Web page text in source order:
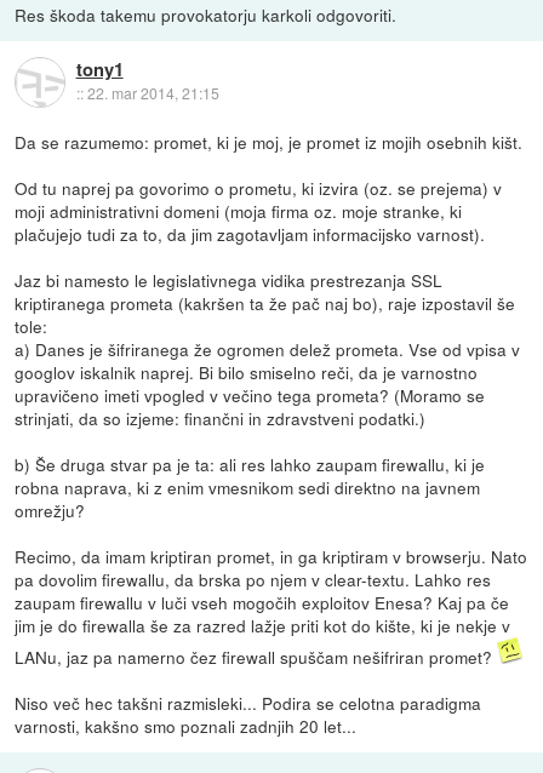
Res škoda takemu provokatorju karkoli odgovoriti.
tony1
::22. mar 2014, 21:15
Da se razumemo: promet, ki je moj, je promet iz mojih osebnih kišt.
Od tu naprej pa govorimo o prometu, ki izvira (oz. se prejema) v
moji administrativni domeni (moja firma oz. moje stranke, ki
plačujejo tudi za to, da jim zagotavljam informacijsko varnost).
Jaz bi namesto le legislativnega vidika prestrezanja SSL
kriptiranega prometa (kakršen ta že pač naj bo), raje izpostavil še
tole:
a) Danes je šifriranega že ogromen delež prometa. Vse od vpisa v
googlov iskalnik naprej. Bi bilo smiselno reči, da je varnostno
upravičeno imeti vpogled v večino tega prometa? (Moramo se
strinjati, da so izjeme: finančni in zdravstveni podatki.)
b) Še druga stvar pa je ta: ali res lahko zaupam firewallu, ki je
robna naprava, ki z enim vmesnikom sedi direktno na javnem
omrežju?
Recimo, da imam kriptiran promet, in ga kriptiram v browserju. Nato
pa dovolim firewallu, da brska po njem v clear-textu. Lahko res
zaupam firewallu v luči vseh mogočih exploitov Enesa? Kaj pa če
jim je do firewalla še za razred lažje priti kot do kište, ki je nekje v
LANu, jaz pa namerno čez firewall spuščam nešifriran promet?
Niso več hec takšni razmisleki... Podira se celotna paradigma
varnosti, kakšno smo poznali zadnjih 20 let...